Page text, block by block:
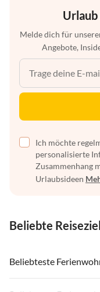
Melde dich für
Angebote,
Ich möchte
personalisierte
Zusammenhang
Urlaubsideen
Beliebte
Beliebteste